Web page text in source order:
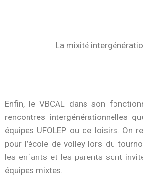
La mixité
Enfin, le VBCAL dans son
rencontres intergénérationnelles
équipes UFOLEP ou de loisirs. On
pour l’école de volley lors du
les enfants et les parents sont
équipes mixtes.